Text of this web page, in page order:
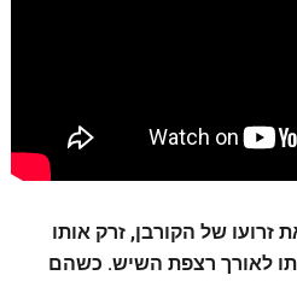
זרועו של הקורבן, זרק אותו
לאורך רצפת השיש. כשהם